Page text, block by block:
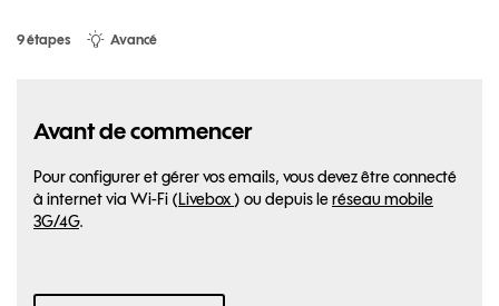
9 étapes Avancé
Avant de commencer
Pour configurer et gérer vos emails, vous devez être connecté
à internet via Wi-Fi (Livebox) ou depuis leréseau mobile
3G/4G.